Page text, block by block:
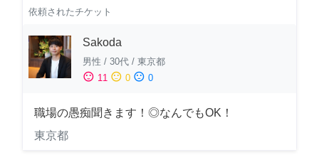
依頼されたチケット
Sakoda
男性 / 30代 / 東京都
sentiment_satisfied 11 sentiment_neutral 0 sentiment_dissatisfied 0
職場の愚痴聞きます！◎なんでもOK！
東京都